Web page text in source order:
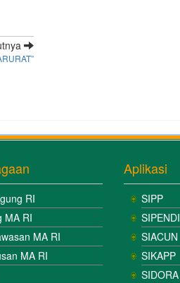
RI
MA RI
MA RI
MA RI
Aplikasi
SIPP
SIPENDI
SIACUN
SIKAPP
SIDORA